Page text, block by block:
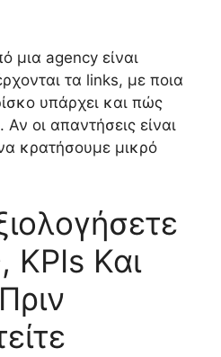
μια agency είναι
τα links, με ποια
υπάρχει και πώς
Αν οι απαντήσεις είναι
κρατήσουμε μικρό
KPIs Και